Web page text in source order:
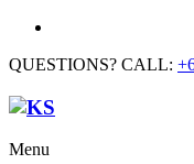
QUESTIONS? CALL:
Menu